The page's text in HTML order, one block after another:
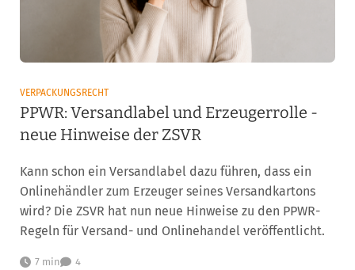
VERPACKUNGSRECHT
PPWR: Versandlabel und Erzeugerrolle -
neue Hinweise der ZSVR
Kann schon ein Versandlabel dazu führen, dass ein
Onlinehändler zum Erzeuger seines Versandkartons
wird? Die ZSVR hat nun neue Hinweise zu den PPWR-
Regeln für Versand- und Onlinehandel veröffentlicht.
7 min 4